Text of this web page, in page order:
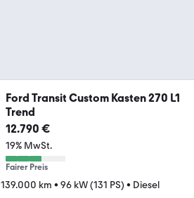
Ford Transit Custom Kasten 270 L1
Trend
12.790 €
19% MwSt.
Fairer Preis
139.000 km • 96 kW (131 PS) • Diesel